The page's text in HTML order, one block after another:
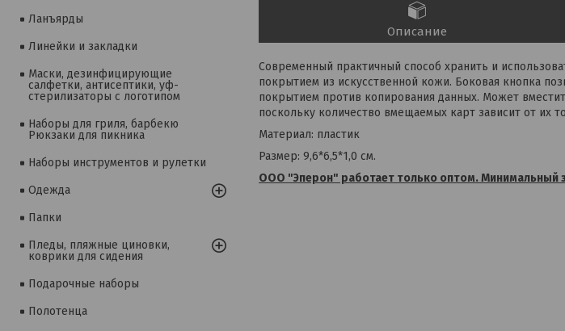
Описание
Современный практичный способ хранить и
покрытием из искусственной кожи. Боковая кнопка
покрытием против копирования данных. Может
поскольку количество вмещаемых карт зависит от их
Материал: пластик
Размер: 9,6*6,5*1,0 см.
ООО "Эперон" работает только оптом. Минимальный
Ланъярды
Линейки и закладки
Маски, дезинфицирующие
салфетки, антисептики, уф-
стерилизаторы с логотипом
Наборы для гриля, барбекю
Рюкзаки для пикника
Наборы инструментов и рулетки
Одежда
Папки
Пледы, пляжные циновки,
коврики для сидения
Подарочные наборы
Полотенца